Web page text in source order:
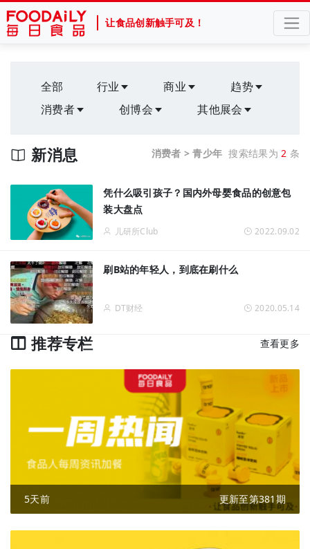
让食品创新触手可及！
全部 行业 商业
趋势
消费者
创博会 其他展会
消费者 > 青少年 搜索结果为2 条
新消息
凭什么吸引孩子？国内外母婴食品的创意包
装大盘点
儿研所Club 2022.09.02
​刷B站的年轻人，到底在刷什么
DT财经 2020.05.14
推荐专栏 查看更多
5天前 更新至第381期